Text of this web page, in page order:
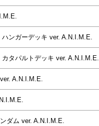
ンガーデッキ ver. A.N.I.M.E.
タパルトデッキ ver. A.N.I.M.E.
A.N.I.M.E.
ダム ver. A.N.I.M.E.